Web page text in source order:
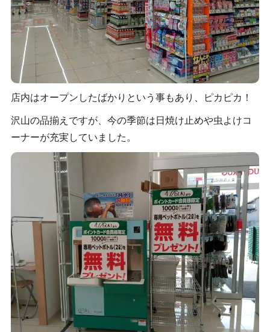
店内はオープンしたばかりという事もあり、ピカピカ！
沢山の品揃えですが、今の季節は日焼け止めや虫よけコ
ーナーが充実していました。